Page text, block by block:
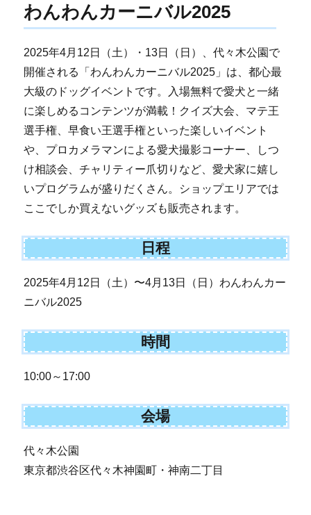
わんわんカーニバル2025
2025年4月12日（土）・13日（日）、代々木公園で
開催される「わんわんカーニバル2025」は、都心最
大級のドッグイベントです。入場無料で愛犬と一緒
に楽しめるコンテンツが満載！クイズ大会、マテ王
選手権、早食い王選手権といった楽しいイベント
や、プロカメラマンによる愛犬撮影コーナー、しつ
け相談会、チャリティー爪切りなど、愛犬家に嬉し
いプログラムが盛りだくさん。ショップエリアでは
ここでしか買えないグッズも販売されます。
日程
2025年4月12日（土）〜4月13日（日）わんわんカー
ニバル2025
時間
10:00～17:00
会場
代々木公園
東京都渋谷区代々木神園町・神南二丁目